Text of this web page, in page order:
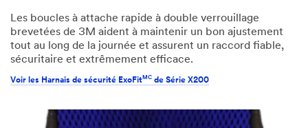
Les boucles à attache rapide à double verrouillage
brevetées de 3M aident à maintenir un bon ajustement
tout au long de la journée et assurent un raccord fiable,
sécuritaire et extrêmement efficace.
Voir les Harnais de sécurité ExoFit MC de Série X200